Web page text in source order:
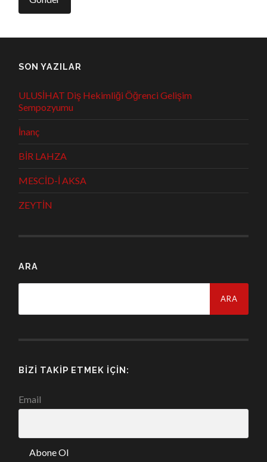
SON YAZILAR
ULUSİHAT Diş Hekimliği Öğrenci Gelişim
Sempozyumu
İnanç
BİR LAHZA
MESCİD-İ AKSA
ZEYTİN
ARA
BIZI TAKIP ETMEK İÇIN:
Email